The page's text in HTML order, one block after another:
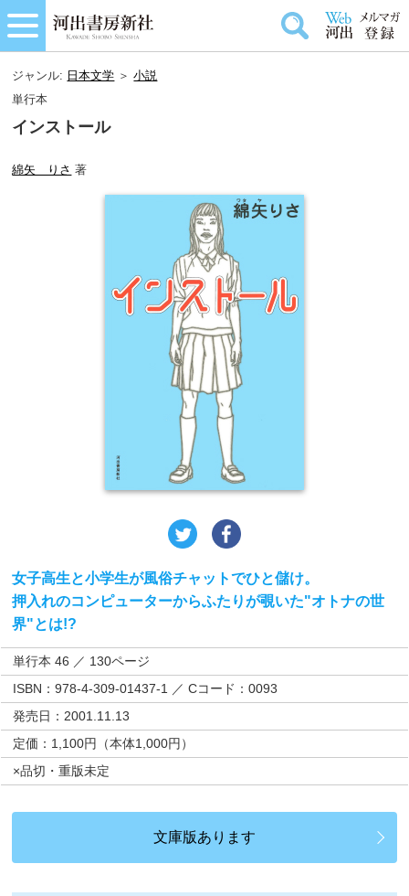
ジャンル: 日本文学 ＞小説
単行本
インストール
綿矢 りさ 著
女子高生と小学生が風俗チャットでひと儲け。
押入れのコンピューターからふたりが覗いた"オトナの世
界"とは!?
単行本 46 ／ 130ページ
ISBN：978-4-309-01437-1 ／ Cコード：0093
発売日：2001.11.13
定価：1,100円（本体1,000円）
×品切・重版未定
文庫版あります